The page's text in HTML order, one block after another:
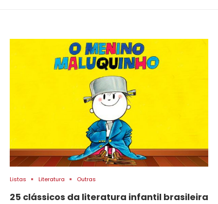
Listas Literatura Outras
25 clássicos da literatura infantil brasileira